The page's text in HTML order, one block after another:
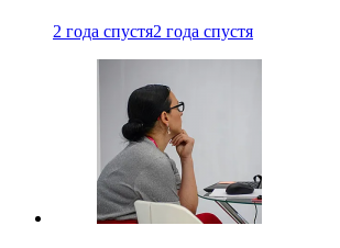
2 года спустя2 года спустя